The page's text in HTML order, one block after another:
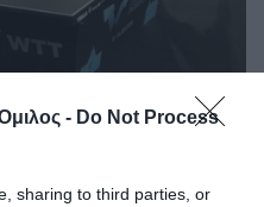
- Do Not Process
sharing to third parties, or
τον Γκιώνη